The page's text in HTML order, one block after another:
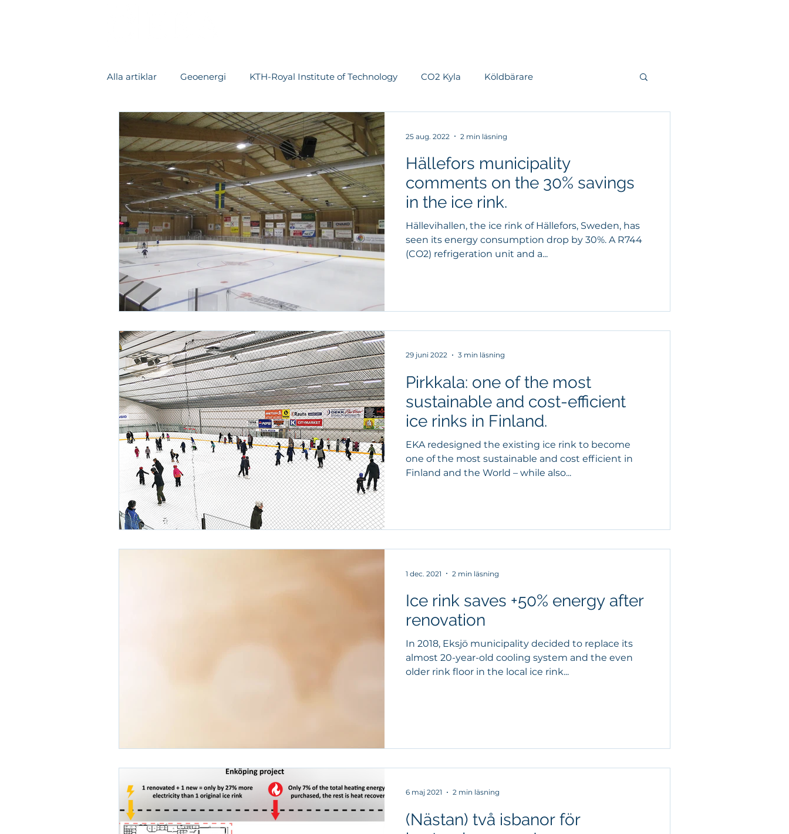
Alla artiklar Geoenergi KTH-Royal Institute of Technology CO2 Kyla Köldbärare
Värmeåtervinning Kylsystem OS Ishall Vattenanvändning
Datacenter Fallstudie Forskning & Utveckling Planvärme Värmepumpar Fjärrvärme
Rapporter
Hällefors municipality
comments on the 30% savings
in the ice rink.
Hällevihallen, the ice rink of Hällefors, Sweden, has
seen its energy consumption drop by 30%. A R744
(CO2) refrigeration unit and a...
25 aug. 2022 2 min läsning
Pirkkala: one of the most
sustainable and cost-efficient
ice rinks in Finland.
EKA redesigned the existing ice rink to become
one of the most sustainable and cost efficient in
Finland and the World – while also...
29 juni 2022 3 min läsning
Ice rink saves +50% energy after
renovation
In 2018, Eksjö municipality decided to replace its
almost 20-year-old cooling system and the even
older rink floor in the local ice rink...
1 dec. 2021 2 min läsning
(Nästan) två isbanor för
6 maj 2021 2 min läsning